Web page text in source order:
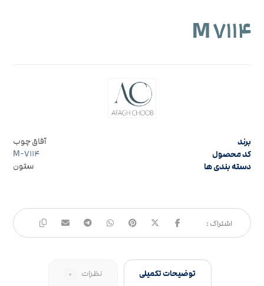
M ۷۱۱۴
برند آفاق چوب
کد محصول M-۷۱۱۴
دسته بندی ها ستون
توضیحات تکمیلی نظرات ۰